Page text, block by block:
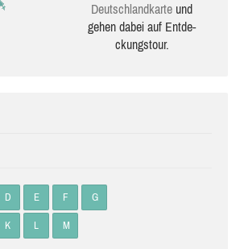
Deutsch­land­karte und
gehen dabei auf Ent­de­
ckungs­tour.
D E F G
K L M